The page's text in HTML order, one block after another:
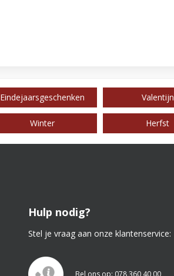
Eindejaarsgeschenken Valentijn
Winter Herfst
Hulp nodig?
Stel je vraag aan onze klantenservice: